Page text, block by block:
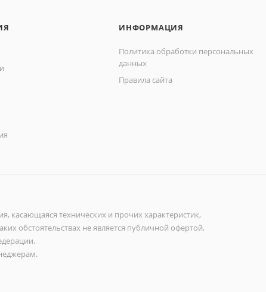
ИНФОРМАЦИЯ
Политика обработки персональных
данных
Правила сайта
касающаяся технических и прочих характеристик,
обстоятельствах не является публичной офертой,